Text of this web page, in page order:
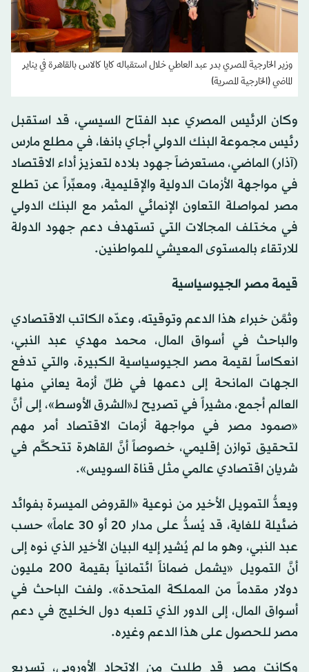
وزير الخارجية المصري بدر عبد العاطي خلال استقباله كايا كالاس بالقاهرة في يناير
الماضي (الخارجية المصرية)
وكان الرئيس المصري عبد الفتاح السيسي، قد استقبل
رئيس مجموعة البنك الدولي أجاي بانغا، في مطلع مارس
(آذار) الماضي، مستعرضاً جهود بلاده لتعزيز أداء الاقتصاد
في مواجهة الأزمات الدولية والإقليمية، ومعبِّراً عن تطلع
مصر لمواصلة التعاون الإنمائي المثمر مع البنك الدولي
في مختلف المجالات التي تستهدف دعم جهود الدولة
للارتقاء بالمستوى المعيشي للمواطنين.
قيمة مصر الجيوسياسية
وثمَّن خبراء هذا الدعم وتوقيته، وعدّه الكاتب الاقتصادي
والباحث في أسواق المال، محمد مهدي عبد النبي،
انعكاساً لقيمة مصر الجيوسياسية الكبيرة، والتي تدفع
الجهات المانحة إلى دعمها في ظلِّ أزمة يعاني منها
العالم أجمع، مشيراً في تصريح لـ«الشرق الأوسط»، إلى أنَّ
«صمود مصر في مواجهة أزمات الاقتصاد أمر مهم
لتحقيق توازن إقليمي، خصوصاً أنَّ القاهرة تتحكَّم في
شريان اقتصادي عالمي مثل قناة السويس».
ويعدُّ التمويل الأخير من نوعية «القروض الميسرة بفوائد
ضئيلة للغاية، قد يُسدُّ على مدار 20 أو 30 عاماً» حسب
عبد النبي، وهو ما لم يُشير إليه البيان الأخير الذي نوه إلى
أنَّ التمويل «يشمل ضماناً ائتمانياً بقيمة 200 مليون
دولار مقدماً من المملكة المتحدة». ولفت الباحث في
أسواق المال، إلى الدور الذي تلعبه دول الخليج في دعم
مصر للحصول على هذا الدعم وغيره.
وكانت مصر قد طلبت من الاتحاد الأوروبي، تسريع